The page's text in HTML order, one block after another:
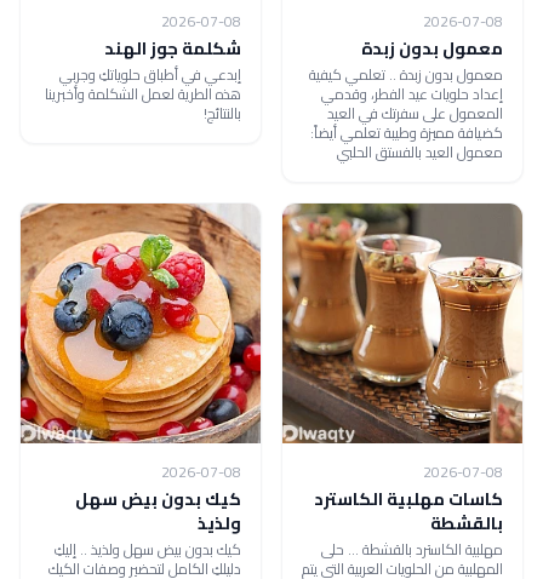
2026-07-08
معمول بدون زبدة
معمول بدون زبدة .. تعلمي كيفية
إعداد حلويات عيد الفطر، وقدمي
المعمول على سفرتك في العيد
كضيافة مميزة وطيبة تعلمي أيضاً:
معمول العيد بالفستق الحلبي
2026-07-08
شكلمة جوز الهند
إبدعي في أطباق حلوياتكِ وجربي
هذه الطرية لعمل الشكلمة وأخبرينا
بالنتائج!
2026-07-08
كاسات مهلبية الكاسترد
بالقشطة
مهلبية الكاسترد بالقشطة ... حلى
المهلبية من الحلويات العربية التي يتم
2026-07-08
كيك بدون بيض سهل
ولذيذ
كيك بدون بيض سهل ولذيذ .. إليكِ
دليلكِ الكامل لتحضير وصفات الكيك